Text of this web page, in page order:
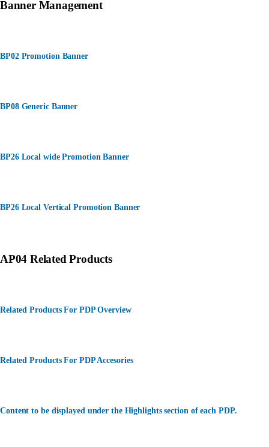
Banner Management
BP02 Promotion Banner
BP08 Generic Banner
BP26 Local wide Promotion Banner
BP26 Local Vertical Promotion Banner
AP04 Related Products
Related Products For PDP Overview
Related Products For PDP Accesories
Content to be displayed under the Highlights section of each PDP.